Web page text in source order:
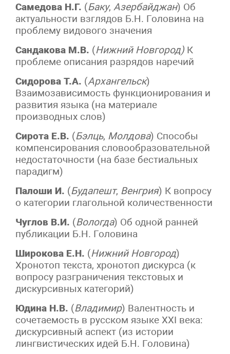
Самедова Н.Г. (Баку, Азербайджан) Об
актуальности взглядов Б.Н. Головина на
проблему видового значения
Сандакова М.В. (Нижний Новгород) К
проблеме описания разрядов наречий
Сидорова Т.А. (Архангельск)
Взаимозависимость функционирования и
развития языка (на материале
производных слов)
Сирота Е.В. (Бэлць, Молдова) Способы
компенсирования словообразовательной
недостаточности (на базе бестиальных
парадигм)
Палоши И. (Будапешт, Венгрия) К вопросу
о категории глагольной количественности
Чуглов В.И. (Вологда) Об одной ранней
публикации Б.Н. Головина
Широкова Е.Н. (Нижний Новгород)
Хронотоп текста, хронотоп дискурса (к
вопросу разграничения текстовых и
дискурсивных категорий)
Юдина Н.В. (Владимир) Валентность и
сочетаемость в русском языке XXI века:
дискурсивный аспект (из истории
лингвистических идей Б.Н. Головина)